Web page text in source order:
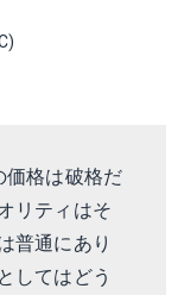
価格は破格だ
リティはそ
普通にあり
してはどう